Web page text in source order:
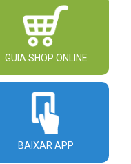
GUIA SHOP ONLINE
BAIXAR APP